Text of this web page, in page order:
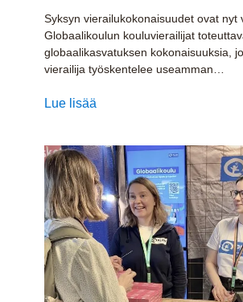
Syksyn vierailukokonaisuudet ovat nyt
Globaalikoulun kouluvierailijat
globaalikasvatuksen kokonaisuuksia,
vierailija työskentelee useamman…
Lue lisää